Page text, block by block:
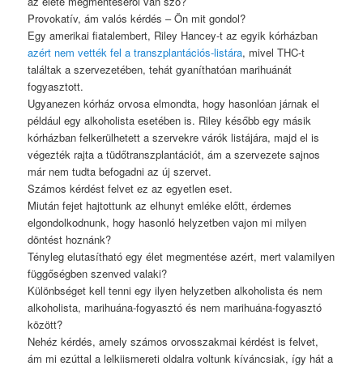
Provokatív, ám valós kérdés – Ön mit gondol?
Egy amerikai fiatalembert, Riley Hancey-t az egyik kórházban
azért nem vették fel a transzplantációs-listára, mivel THC-t
találtak a szervezetében, tehát gyaníthatóan marihuánát
fogyasztott.
Ugyanezen kórház orvosa elmondta, hogy hasonlóan járnak el
például egy alkoholista esetében is. Riley később egy másik
kórházban felkerülhetett a szervekre várók listájára, majd el is
végezték rajta a tüdőtranszplantációt, ám a szervezete sajnos
már nem tudta befogadni az új szervet.
Számos kérdést felvet ez az egyetlen eset.
Miután fejet hajtottunk az elhunyt emléke előtt, érdemes
elgondolkodnunk, hogy hasonló helyzetben vajon mi milyen
döntést hoznánk?
Tényleg elutasítható egy élet megmentése azért, mert valamilyen
függőségben szenved valaki?
Különbséget kell tenni egy ilyen helyzetben alkoholista és nem
alkoholista, marihuána-fogyasztó és nem marihuána-fogyasztó
között?
Nehéz kérdés, amely számos orvosszakmai kérdést is felvet,
ám mi ezúttal a lelkiismereti oldalra voltunk kíváncsiak, így hát a